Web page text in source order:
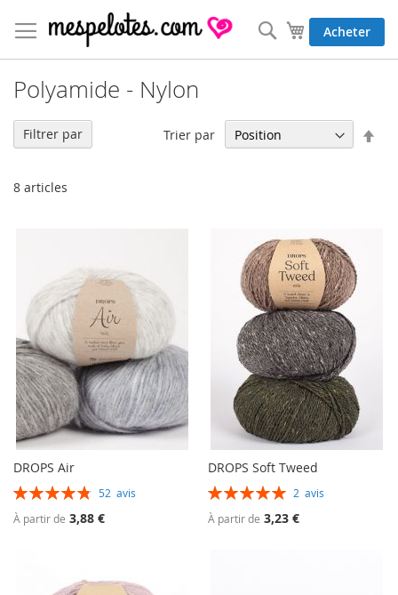
au
contenu
Mon panier
Acheter
Rechercher
Polyamide - Nylon
8 articles
Trier par
DROPS Air
Évaluation:
52 avis
À partir de 3,88 €
DROPS Soft Tweed
Évaluation:
2 avis
À partir de 3,23 €
Filtrer par